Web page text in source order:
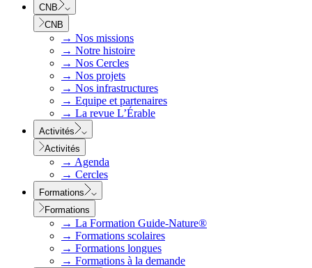
CNB
CNB
→ Nos missions
→ Notre histoire
→ Nos Cercles
→ Nos projets
→ Nos infrastructures
→ Equipe et partenaires
→ La revue L’Érable
Activités
Activités
→ Agenda
→ Cercles
Formations
Formations
→ La Formation Guide-Nature®
→ Formations scolaires
→ Formations longues
→ Formations à la demande